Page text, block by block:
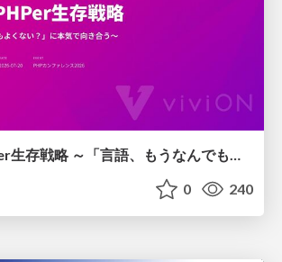
AI時代のPHPer生存戦略 ～「言語、もうなんでもよくない？」に本気で向き合う～
0 240